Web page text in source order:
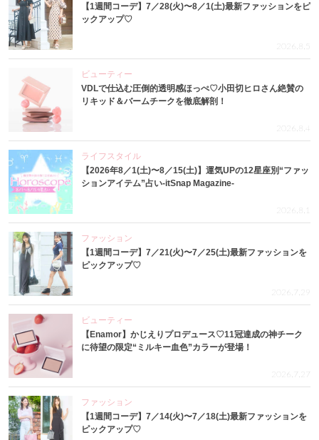
【1週間コーデ】7／28(火)〜8／1(土)最新ファッションをピ
ックアップ♡
2026.8.5
ビューティー
VDLで仕込む圧倒的透明感ほっぺ♡小田切ヒロさん絶賛の
リキッド＆バームチークを徹底解剖！
2026.8.4
ライフスタイル
【2026年8／1(土)〜8／15(土)】運気UPの12星座別“ファッ
ションアイテム”占い-itSnap Magazine-
2026.8.1
ファッション
【1週間コーデ】7／21(火)〜7／25(土)最新ファッションを
ピックアップ♡
2026.7.29
ビューティー
【Enamor】かじえりプロデュース♡11冠達成の神チーク
に待望の限定“ミルキー血色”カラーが登場！
2026.7.27
ファッション
【1週間コーデ】7／14(火)〜7／18(土)最新ファッションを
ピックアップ♡